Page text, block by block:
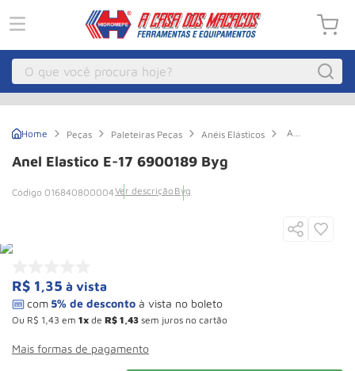
O que você procura hoje?
Peças Paleteiras Peças Anéis Elásticos
Anel
Anel Elastico E-17 6900189 Byg
016840800004Ver descrição Byg
R$ 1,35 à vista
Ou R$ 1 43 em 1 de R$ 1 43 sem juros no cartão
Mais formas de pagamento
Guincho Eletrico
º Macaco Hidraulico
4º Talha Eletrica
7 Macaco
8º Rodizio